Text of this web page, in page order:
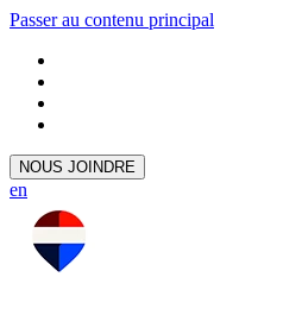
Passer au contenu principal
NOUS JOINDRE
en